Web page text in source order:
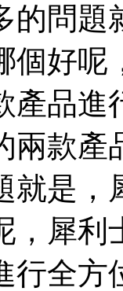
的問
個好呢
產品進
兩款產
就是
，犀利
行全方